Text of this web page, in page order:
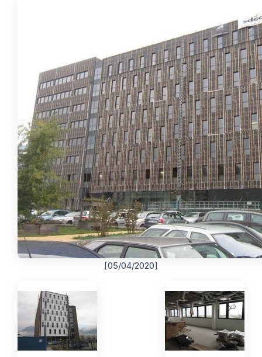
[05/04/2020]